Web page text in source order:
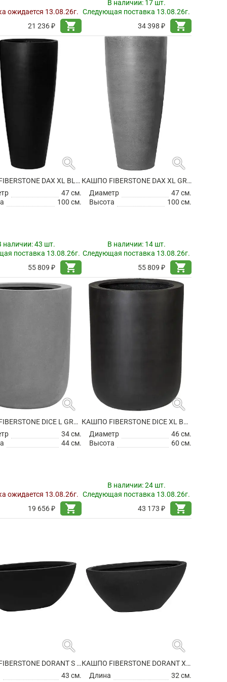
ожидается 13.08.26г.
21 236 ₽
shopping_cart
В наличии: 17 шт.
Следующая поставка 13.08.26г.
34 398 ₽
shopping_cart
search
КАШПО FIBERSTONE DAX XL BLACK
47 см.
100 см.
наличии:43 шт.
поставка 13.08.26г.
55 809 ₽
shopping_cart
search
КАШПО FIBERSTONE DAX XL GREY
Диаметр
47 см.
Высота
100 см.
В наличии: 14 шт.
Следующая поставка 13.08.26г.
55 809 ₽
shopping_cart
search
КАШПО FIBERSTONE DICE L GREY
34 см.
44 см.
ожидается 13.08.26г.
19 656 ₽
shopping_cart
search
КАШПО FIBERSTONE DICE XL BLACK
Диаметр
46 см.
Высота
60 см.
В наличии:24 шт.
Следующая поставка 13.08.26г.
43 173 ₽
shopping_cart
search
КАШПО FIBERSTONE DORANT S MATT BLACK
43 см.
search
КАШПО FIBERSTONE DORANT XS MATT BLACK
Длина
32 см.